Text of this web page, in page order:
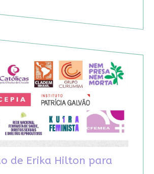
de Erika Hilton para